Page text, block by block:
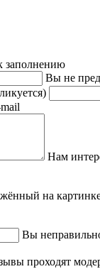
заполнению
Вы не
Нам
на
Вы
проходят